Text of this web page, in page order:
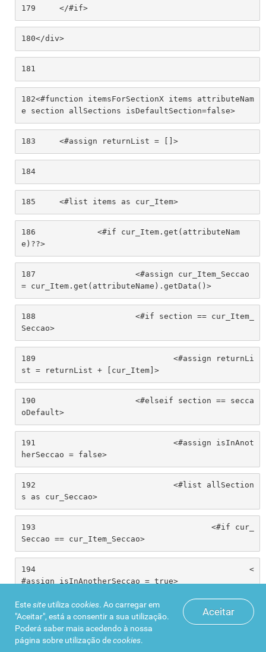
179
	</#if>
180</div>
181
182<#function itemsForSectionX items attributeNam
e section allSections isDefaultSection=false>
183
	<#assign returnList = []>
184
185
	<#list items as cur_Item>
186
e)??>
187
= cur_Item.get(attributeName).getData()>
188
Seccao>
189
st = returnList + [cur_Item]>
190
oDefault>
191
herSeccao = false>
192
s as cur_Seccao>
193
Seccao == cur_Item_Seccao>
194
						<
#assign isInAnotherSeccao = true>
195
						<
#break>
Aceitar
Estesite utiliza cookies. Ao carregar em
"Aceitar", está a consentir a sua utilização.
Poderá saber mais acedendo à nossa
página sobre utilização decookies.